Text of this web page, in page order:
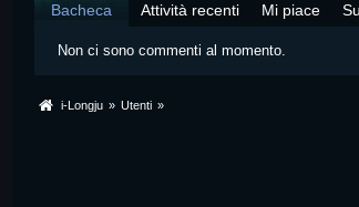
Bacheca Attività recenti Mi piace
Non ci sono commenti al momento.
i-Longju » Utenti »